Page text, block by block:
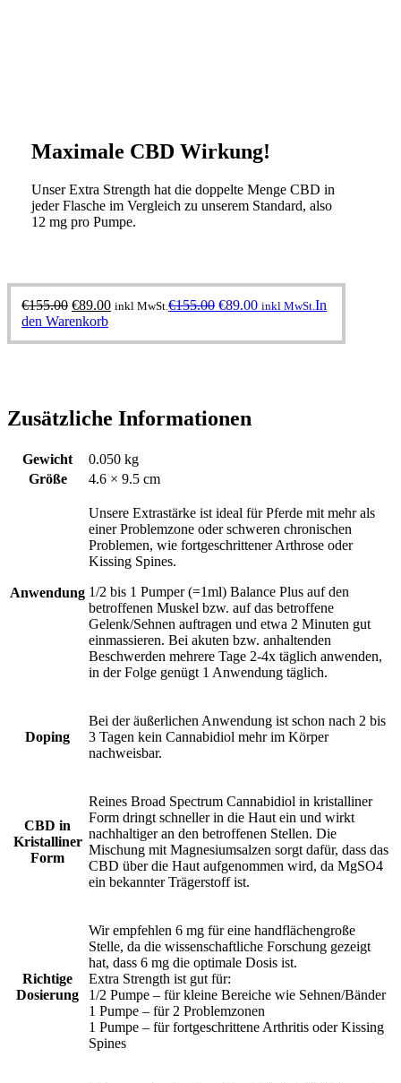
Maximale CBD Wirkung!
Unser Extra Strength hat die doppelte Menge CBD in
jeder Flasche im Vergleich zu unserem Standard, also
12 mg pro Pumpe.
€155.00 Ursprünglicher
Preis
€89.00Aktueller
inkl MwSt. €155.00 Ursprünglicher
€89.00Aktueller
inkl MwSt. In
den Warenkorb
Zusätzliche Informationen
Gewicht
0.050 kg
Größe
4.6 × 9.5 cm
Anwendung
Unsere Extrastärke ist ideal für Pferde mit mehr als
einer Problemzone oder schweren chronischen
Problemen, wie fortgeschrittener Arthrose oder
Kissing Spines.
1/2 bis 1 Pumper (=1ml) Balance Plus auf den
betroffenen Muskel bzw. auf das betroffene
Gelenk/Sehnen auftragen und etwa 2 Minuten gut
einmassieren. Bei akuten bzw. anhaltenden
Beschwerden mehrere Tage 2-4x täglich anwenden,
in der Folge genügt 1 Anwendung täglich.
Doping
Bei der äußerlichen Anwendung ist schon nach 2 bis
3 Tagen kein Cannabidiol mehr im Körper
nachweisbar.
CBD in
Kristalliner
Form
Reines Broad Spectrum Cannabidiol in kristalliner
Form dringt schneller in die Haut ein und wirkt
nachhaltiger an den betroffenen Stellen. Die
Mischung mit Magnesiumsalzen sorgt dafür, dass das
CBD über die Haut aufgenommen wird, da MgSO4
ein bekannter Trägerstoff ist.
Richtige
Dosierung
Wir empfehlen 6 mg für eine handflächengroße
Stelle, da die wissenschaftliche Forschung gezeigt
hat, dass 6 mg die optimale Dosis ist.
Extra Strength ist gut für:
1/2 Pumpe – für kleine Bereiche wie Sehnen/Bänder
1 Pumpe – für 2 Problemzonen
1 Pumpe – für fortgeschrittene Arthritis oder Kissing
Spines